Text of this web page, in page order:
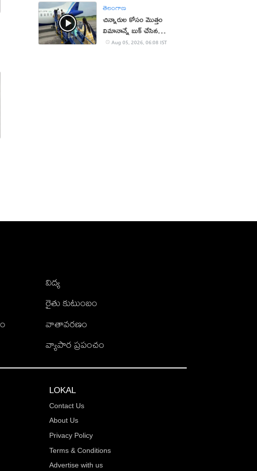
తెలంగాణ
చిన్నారుల కోసం మొత్తం
విమానాన్నే బుక్ చేసిన
యూట్యూబర్
Aug 05, 2026, 06:08 IST
విద్య
రైతు కుటుంబం
వాతావరణం
వ్యాపార ప్రపంచం
LOKAL
Contact Us
About Us
Privacy Policy
Terms & Conditions
Advertise with us